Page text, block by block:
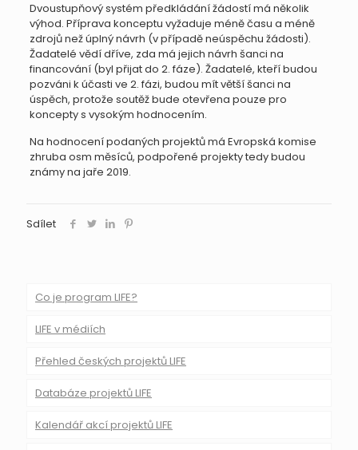
Dvoustupňový systém předkládání žádostí má několik
výhod. Příprava konceptu vyžaduje méně času a méně
zdrojů než úplný návrh (v případě neúspěchu žádosti).
Žadatelé vědí dříve, zda má jejich návrh šanci na
financování (byl přijat do 2. fáze). Žadatelé, kteří budou
pozváni k účasti ve 2. fázi, budou mít větší šanci na
úspěch, protože soutěž bude otevřena pouze pro
koncepty s vysokým hodnocením.
Na hodnocení podaných projektů má Evropská komise
zhruba osm měsíců, podpořené projekty tedy budou
známy na jaře 2019.
Sdílet
Co je program LIFE?
LIFE v médiích
Přehled českých projektů LIFE
Databáze projektů LIFE
Kalendář akcí projektů LIFE